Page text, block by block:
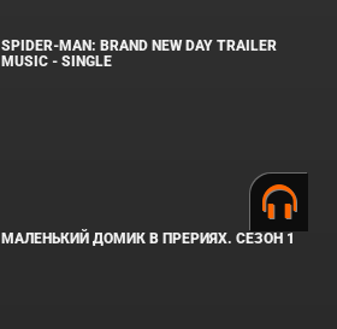
SPIDER-MAN: BRAND NEW DAY TRAILER
MUSIC - SINGLE
МАЛЕНЬКИЙ ДОМИК В ПРЕРИЯХ. СЕЗОН 1